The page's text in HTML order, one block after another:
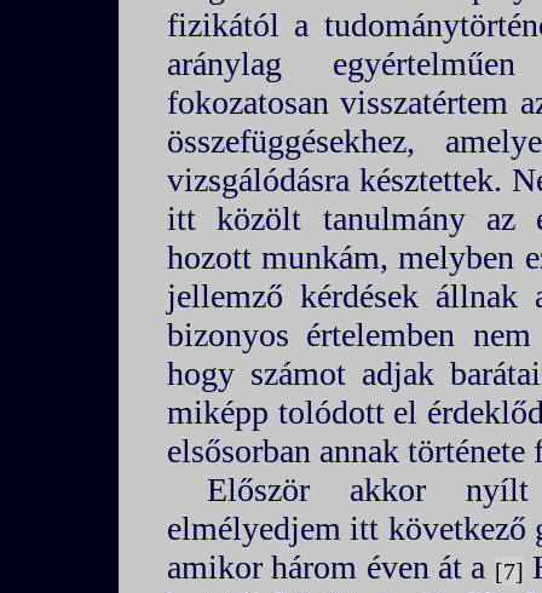
fizikától a
aránylag
fokozatosan visszatértem
összefüggésekhez,
vizsgálódásra késztettek.
itt közölt tanulmány az
hozott munkám, melyben
jellemző kérdések állnak
bizonyos értelemben
hogy számot adjak
miképp tolódott el
elsősorban annak története
Először akkor
elmélyedjem itt következő
amikor három éven át a
7